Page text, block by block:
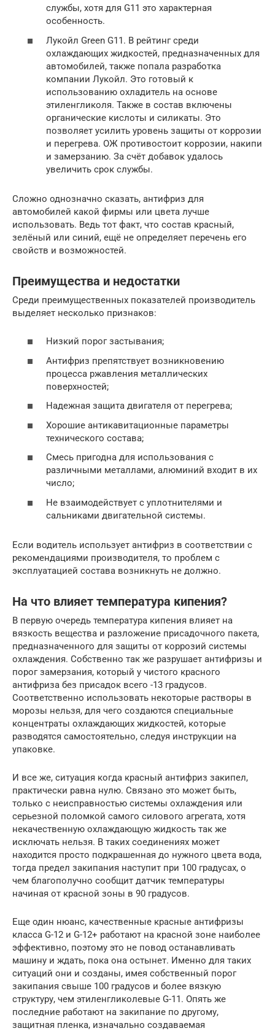
службы, хотя для G11 это характерная
особенность.
Лукойл Green G11. В рейтинг среди
охлаждающих жидкостей, предназначенных для
автомобилей, также попала разработка
компании Лукойл. Это готовый к
использованию охладитель на основе
этиленгликоля. Также в состав включены
органические кислоты и силикаты. Это
позволяет усилить уровень защиты от коррозии
и перегрева. ОЖ противостоит коррозии, накипи
и замерзанию. За счёт добавок удалось
увеличить срок службы.
Сложно однозначно сказать, антифриз для
автомобилей какой фирмы или цвета лучше
использовать. Ведь тот факт, что состав красный,
зелёный или синий, ещё не определяет перечень его
свойств и возможностей.
Преимущества и недостатки
Среди преимущественных показателей производитель
выделяет несколько признаков:
Низкий порог застывания;
Антифриз препятствует возникновению
процесса ржавления металлических
поверхностей;
Надежная защита двигателя от перегрева;
Хорошие антикавитационные параметры
технического состава;
Смесь пригодна для использования с
различными металлами, алюминий входит в их
число;
Не взаимодействует с уплотнителями и
сальниками двигательной системы.
Если водитель использует антифриз в соответствии с
рекомендациями производителя, то проблем с
эксплуатацией состава возникнуть не должно.
На что влияет температура кипения?
В первую очередь температура кипения влияет на
вязкость вещества и разложение присадочного пакета,
предназначенного для защиты от коррозий системы
охлаждения. Собственно так же разрушает антифризы и
порог замерзания, который у чистого красного
антифриза без присадок всего -13 градусов.
Соответственно использовать некоторые растворы в
морозы нельзя, для чего создаются специальные
концентраты охлаждающих жидкостей, которые
разводятся самостоятельно, следуя инструкции на
упаковке.
И все же, ситуация когда красный антифриз закипел,
практически равна нулю. Связано это может быть,
только с неисправностью системы охлаждения или
серьезной поломкой самого силового агрегата, хотя
некачественную охлаждающую жидкость так же
исключать нельзя. В таких соединениях может
находится просто подкрашенная до нужного цвета вода,
тогда предел закипания наступит при 100 градусах, о
чем благополучно сообщит датчик температуры
начиная от красной зоны в 90 градусов.
Еще один нюанс, качественные красные антифризы
класса G-12 и G-12+ работают на красной зоне наиболее
эффективно, поэтому это не повод останавливать
машину и ждать, пока она остынет. Именно для таких
ситуаций они и созданы, имея собственный порог
закипания свыше 100 градусов и более вязкую
структуру, чем этиленгликолевые G-11. Опять же
последние работают на закипание по другому,
защитная пленка, изначально создаваемая